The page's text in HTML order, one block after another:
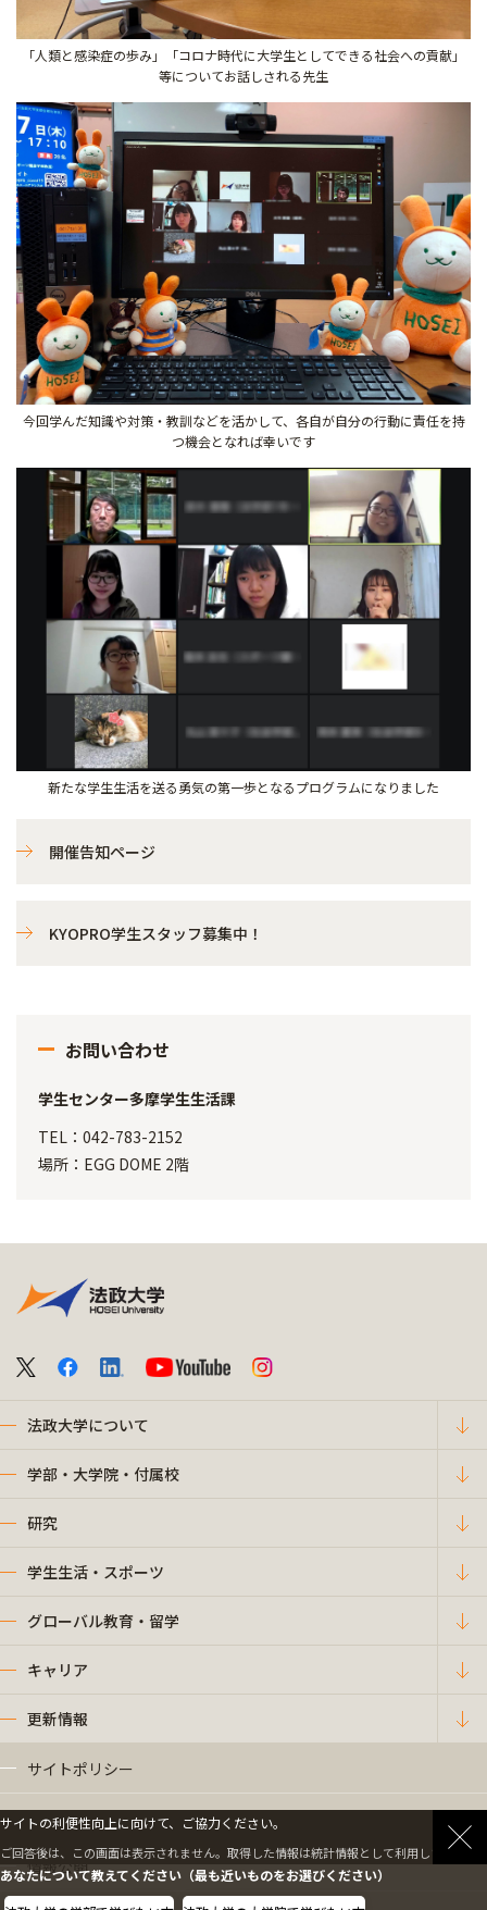
「人類と感染症の歩み」「コロナ時代に大学生としてできる社会への貢献」
等についてお話しされる先生
今回学んだ知識や対策・教訓などを活かして、各自が自分の行動に責任を持
つ機会となれば幸いです
新たな学生生活を送る勇気の第一歩となるプログラムになりました
開催告知ページ
KYOPRO学生スタッフ募集中！
お問い合わせ
学生センター多摩学生生活課
TEL：042-783-2152
場所：EGG DOME 2階
法政大学について
学部・大学院・付属校
研究
学生生活・スポーツ
グローバル教育・留学
キャリア
更新情報
サイトポリシー
プライバシーポリシー
情報公開
サイトの利便性向上に向けて、ご協力ください。
ご回答後は、この画面は表示されません。取得した情報は統計情報として利用します。
あなたについて教えてください（最も近いものをお選びください）